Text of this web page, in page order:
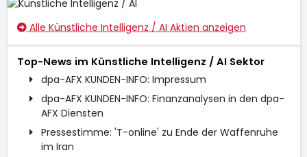
Alle Künstliche Intelligenz / AI Aktien anzeigen
Top-News im Künstliche Intelligenz / AI Sektor
dpa-AFX KUNDEN-INFO: Impressum
dpa-AFX KUNDEN-INFO: Finanzanalysen in den dpa-
AFX Diensten
Pressestimme: 'T-online' zu Ende der Waffenruhe
im Iran